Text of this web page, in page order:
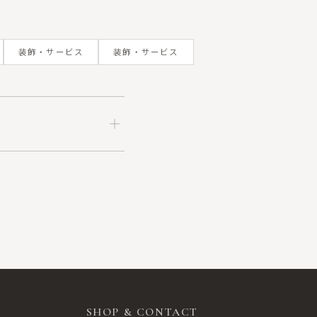
装飾・サービス 装飾・サービス
SHOP & CONTACT